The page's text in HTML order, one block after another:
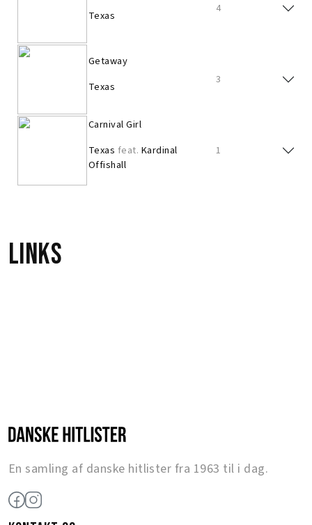
Texas
4
Getaway
Texas
3
Carnival Girl
Texas feat. Kardinal
Offishall
1
Links
En samling af danske hitlister fra 1963 til i dag.